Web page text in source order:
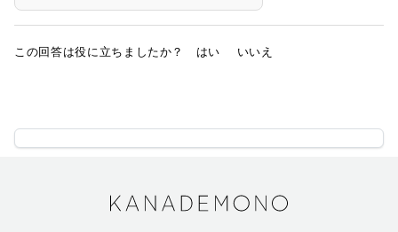
この回答は役に立ちましたか？ はい いいえ